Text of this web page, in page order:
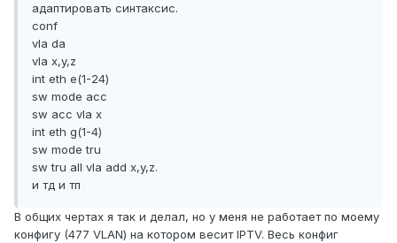
адаптировать синтаксис.
conf
vla da
vla x,y,z
int eth e(1-24)
sw mode acc
sw acc vla x
int eth g(1-4)
sw mode tru
sw tru all vla add x,y,z.
и тд и тп
В общих чертах я так и делал, но у меня не работает по моему
конфигу (477 VLAN) на котором весит IPTV. Весь конфиг